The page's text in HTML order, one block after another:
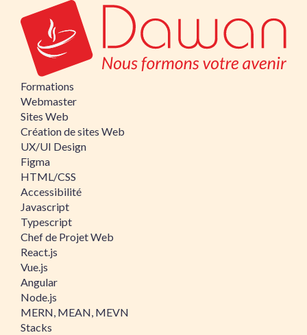
Formations
Webmaster
Sites Web
Création de sites Web
UX/UI Design
Figma
HTML/CSS
Accessibilité
Javascript
Typescript
Chef de Projet Web
React.js
Vue.js
Angular
Node.js
MERN, MEAN, MEVN
Stacks